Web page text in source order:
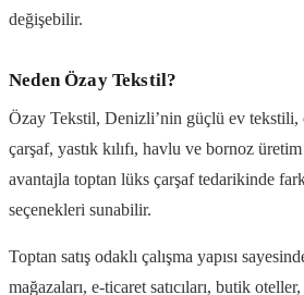
değişebilir.
Neden Özay Tekstil?
Özay Tekstil, Denizli’nin güçlü ev tekstili,
çarşaf, yastık kılıfı, havlu ve bornoz üretim
avantajla toptan lüks çarşaf tedarikinde
seçenekleri sunabilir.
Toptan satış odaklı çalışma yapısı
mağazaları, e-ticaret satıcıları, butik